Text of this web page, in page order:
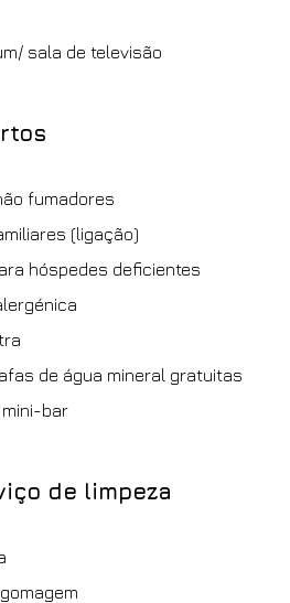
sala de televisão
fumadores
(ligação)
hóspedes deficientes
de água mineral gratuitas
bar
de limpeza